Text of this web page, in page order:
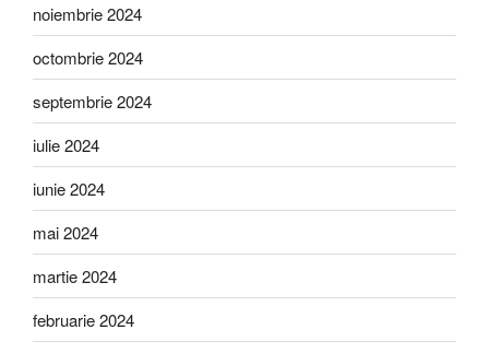
noiembrie 2024
octombrie 2024
septembrie 2024
iulie 2024
iunie 2024
mai 2024
martie 2024
februarie 2024